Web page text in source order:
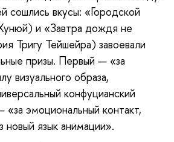
сошлись вкусы: «Городской
и «Завтра дождя не
Тригу Тейшейра) завоевали
призы. Первый — «за
визуального образа,
конфуцианский
эмоциональный контакт,
новый язык анимации».